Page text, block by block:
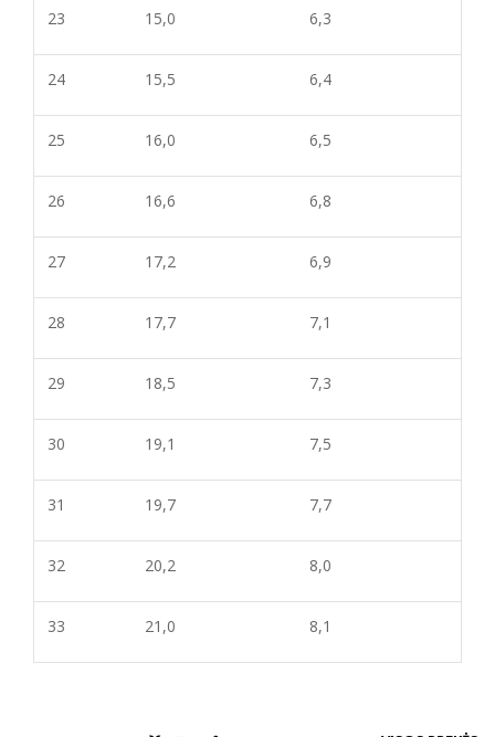
23 15,0 6,3
24 15,5 6,4
25 16,0 6,5
26 16,6 6,8
27 17,2 6,9
28 17,7 7,1
29 18,5 7,3
30 19,1 7,5
31 19,7 7,7
32 20,2 8,0
33 21,0 8,1